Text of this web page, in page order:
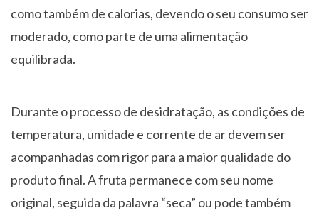
como também de calorias, devendo o seu consumo ser
moderado, como parte de uma alimentação
equilibrada.
Durante o processo de desidratação, as condições de
temperatura, umidade e corrente de ar devem ser
acompanhadas com rigor para a maior qualidade do
produto final. A fruta permanece com seu nome
original, seguida da palavra “seca” ou pode também